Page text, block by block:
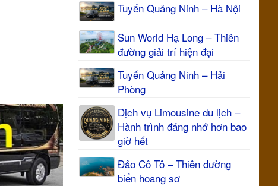
Tuyến Quảng Ninh – Hà Nội
Sun World Hạ Long – Thiên
đường giải trí hiện đại
Tuyến Quảng Ninh – Hải
Phòng
Dịch vụ Limousine du lịch –
Hành trình đáng nhớ hơn bao
giờ hết
Đảo Cô Tô – Thiên đường
biển hoang sơ